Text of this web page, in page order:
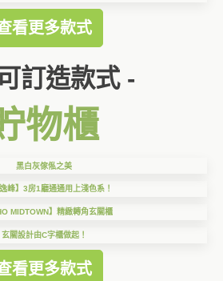
看更多款式
訂造款式 -
物櫃
黑白灰傢俬之美
逸峰】3房1廳通通用上淺色系！
MIDTOWN】精緻轉角玄關櫃
玄關設計由C字櫃做起！
看更多款式